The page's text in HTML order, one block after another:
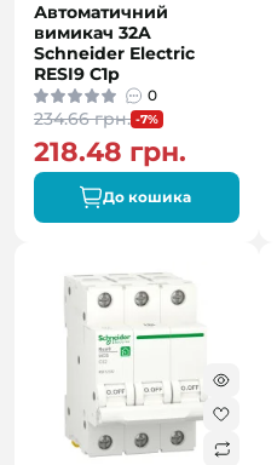
Автоматичний
вимикач 32A
Schneider Electric
RESI9 C1р
0
234.66 грн. -7%
218.48 грн.
До кошика